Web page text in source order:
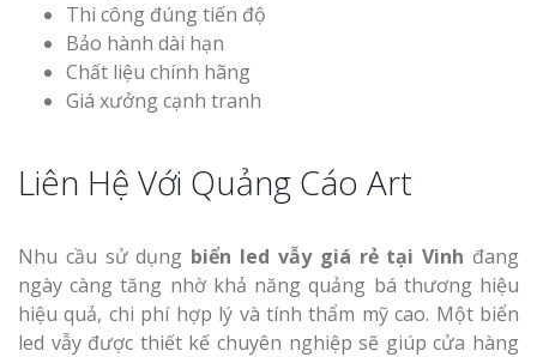
Thi công đúng tiến độ
Bảo hành dài hạn
Chất liệu chính hãng
Giá xưởng cạnh tranh
Liên Hệ Với Quảng Cáo Art
Nhu cầu sử dụng biển led vẫy giá rẻ tại Vinh đang
ngày càng tăng nhờ khả năng quảng bá thương hiệu
hiệu quả, chi phí hợp lý và tính thẩm mỹ cao. Một biển
led vẫy được thiết kế chuyên nghiệp sẽ giúp cửa hàng